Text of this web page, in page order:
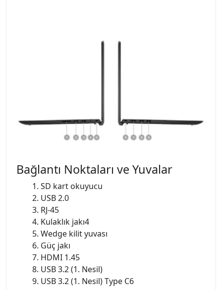
Bağlantı Noktaları ve Yuvalar
1. SD kart okuyucu
2. USB 2.0
3. RJ-45
4. Kulaklık jakı4
5. Wedge kilit yuvası
6. Güç jakı
7. HDMI 1.45
8. USB 3.2 (1. Nesil)
9. USB 3.2 (1. Nesil) Type C6